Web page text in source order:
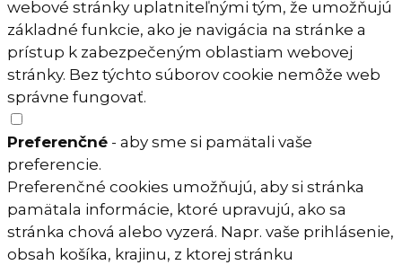
webové stránky uplatniteľnými tým, že umožňujú
základné funkcie, ako je navigácia na stránke a
prístup k zabezpečeným oblastiam webovej
stránky. Bez týchto súborov cookie nemôže web
správne fungovať.
Preferenčné - aby sme si pamätali vaše
preferencie.
Preferenčné cookies umožňujú, aby si stránka
pamätala informácie, ktoré upravujú, ako sa
stránka chová alebo vyzerá. Napr. vaše prihlásenie,
obsah košíka, krajinu, z ktorej stránku